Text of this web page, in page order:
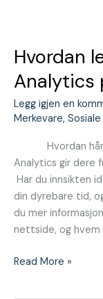
Hvordan
Analytics
Legg igjen en
Merkevare,
Hvordan
Analytics gir dere
Har du innsikten
din dyrebare tid,
du mer
nettside, og hvem
Read More »